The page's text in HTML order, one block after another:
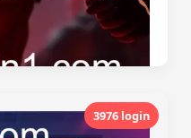
3976 login